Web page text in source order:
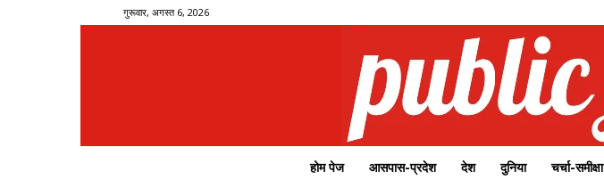
गुरूवार, अगस्त 6, 2026
होम पेज आसपास-प्रदेश देश दुनिया चर्चा-समीक्षा